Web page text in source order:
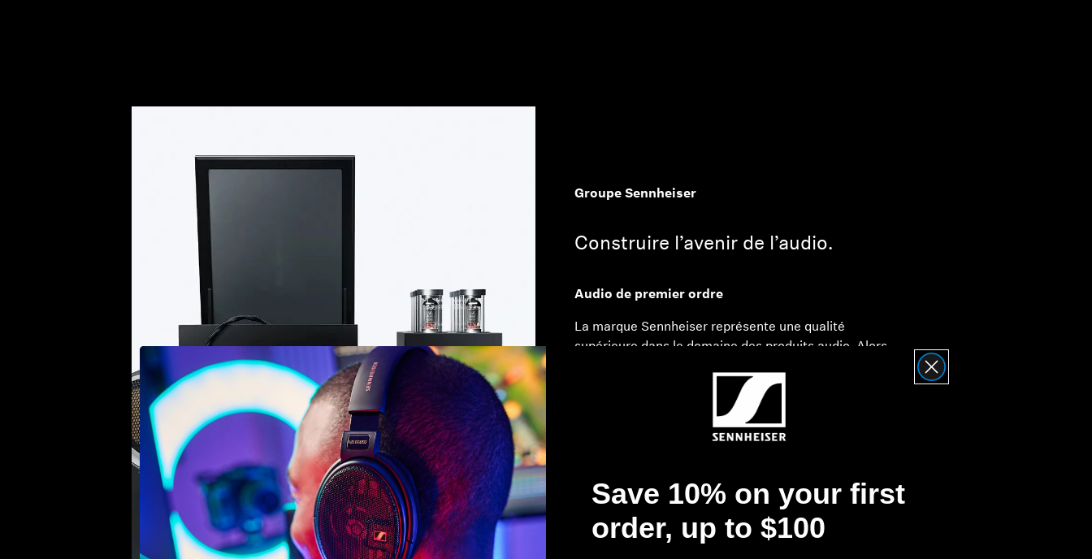
Groupe Sennheiser
Construire l’avenir de l’audio.
Audio de premier ordre
La marque Sennheiser représente une qualité
supérieure dans le domaine des produits audio. Alors
microphones, les systèmes de conférence, les
technologies de diffusion en continu et les systèmes
de surveillance font partie des activités de Sennheiser
electronic GmbH & Co. KG, l’activité avec les appareils
de Sennheiser.
Save 10% on your first
order, up to $100